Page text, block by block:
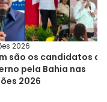
2026
são os candidatos ao
pela Bahia nas
2026